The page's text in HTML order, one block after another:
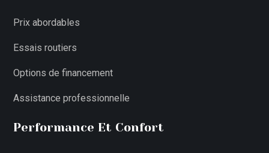
Prix abordables
Essais routiers
Options de financement
Assistance professionnelle
Performance Et Confort